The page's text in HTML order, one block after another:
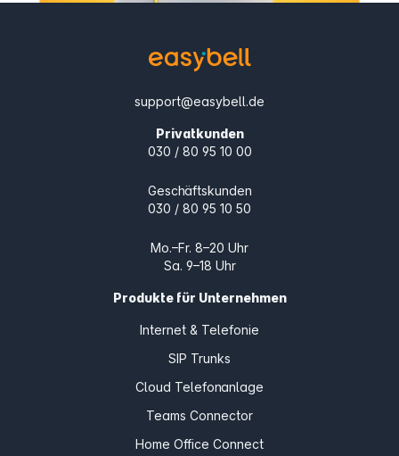
support@easybell.de
Privatkunden
030 / 80 95 10 00
Geschäftskunden
030 / 80 95 10 50
Mo.–Fr. 8–20 Uhr
Sa. 9–18 Uhr
Produkte für Unternehmen
Internet & Telefonie
SIP Trunks
Cloud Telefonanlage
Teams Connector
Home Office Connect